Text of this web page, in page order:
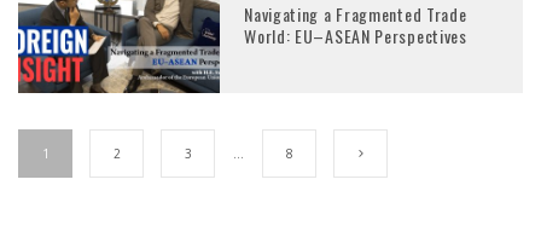
Navigating a Fragmented Trade
World: EU–ASEAN Perspectives
1 2 3 … 8